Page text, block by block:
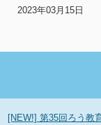
2023年03月15日
[NEW!] 第35回ろう教